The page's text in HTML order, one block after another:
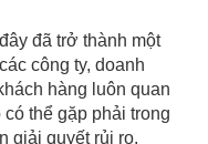
đã trở thành một
công ty, doanh
hàng luôn quan
thể gặp phải trong
giải quyết rủi ro.